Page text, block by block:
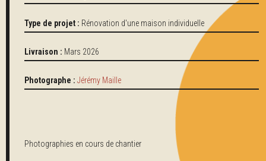
Type de projet : Rénovation d'une maison individuelle
Livraison : Mars 2026
Photographe : Jérémy Maille
Photographies en cours de chantier